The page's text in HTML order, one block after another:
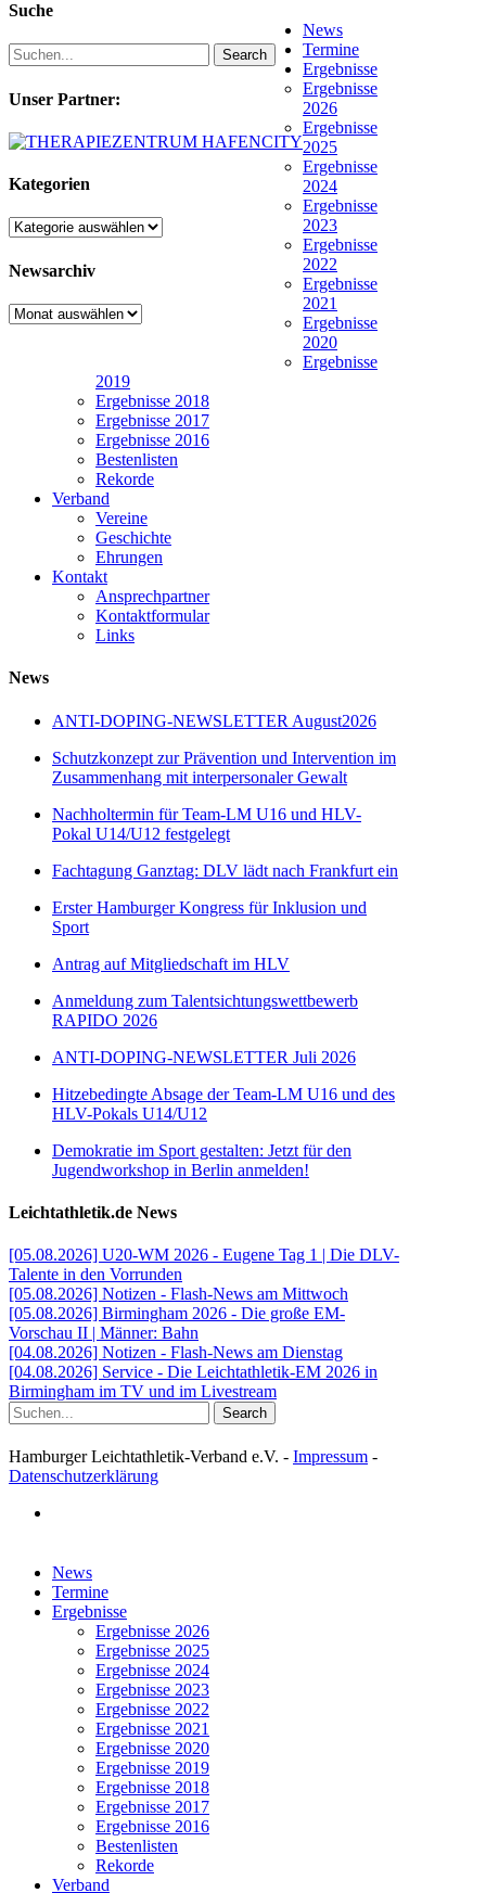
Suche
Search
Unser Partner:
Kategorien
Kategorien
Newsarchiv
Newsarchiv
News
Termine
Ergebnisse
Ergebnisse
2026
Ergebnisse
2025
Ergebnisse
2024
Ergebnisse
2023
Ergebnisse
2022
Ergebnisse
2021
Ergebnisse
2020
Ergebnisse
2019
Ergebnisse 2018
Ergebnisse 2017
Ergebnisse 2016
Bestenlisten
Rekorde
Verband
Vereine
Geschichte
Ehrungen
Kontakt
Ansprechpartner
Kontaktformular
Links
News
ANTI-DOPING-NEWSLETTER August2026
Schutzkonzept zur Prävention und Intervention im
Zusammenhang mit interpersonaler Gewalt
Nachholtermin für Team-LM U16 und HLV-
Pokal U14/U12 festgelegt
Fachtagung Ganztag: DLV lädt nach Frankfurt ein
Erster Hamburger Kongress für Inklusion und
Sport
Antrag auf Mitgliedschaft im HLV
Anmeldung zum Talentsichtungswettbewerb
RAPIDO 2026
ANTI-DOPING-NEWSLETTER Juli 2026
Hitzebedingte Absage der Team-LM U16 und des
HLV-Pokals U14/U12
Demokratie im Sport gestalten: Jetzt für den
Jugendworkshop in Berlin anmelden!
Leichtathletik.de News
[05.08.2026] U20-WM 2026 - Eugene Tag 1 | Die DLV-
Talente in den Vorrunden
[05.08.2026] Notizen - Flash-News am Mittwoch
[05.08.2026] Birmingham 2026 - Die große EM-
Vorschau II | Männer: Bahn
[04.08.2026] Notizen - Flash-News am Dienstag
[04.08.2026] Service - Die Leichtathletik-EM 2026 in
Birmingham im TV und im Livestream
Search
Hamburger Leichtathletik-Verband e.V. - Impressum -
Datenschutzerklärung
Close
Menu
News
Termine
Ergebnisse
Ergebnisse 2026
Ergebnisse 2025
Ergebnisse 2024
Ergebnisse 2023
Ergebnisse 2022
Ergebnisse 2021
Ergebnisse 2020
Ergebnisse 2019
Ergebnisse 2018
Ergebnisse 2017
Ergebnisse 2016
Bestenlisten
Rekorde
Verband